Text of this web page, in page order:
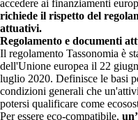
accedere ai finanziamenti
richiede il rispetto del
attuativi.
Regolamento e documenti
Il regolamento Tassonomia è
dell'Unione europea il 22
luglio 2020. Definisce le basi
condizioni generali che
potersi qualificare come
Per essere eco-compatibile,